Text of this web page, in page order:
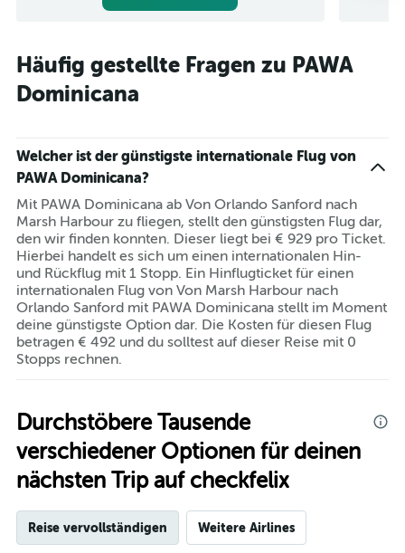
Häufig gestellte Fragen zu PAWA
Dominicana
Welcher ist der günstigste internationale Flug von
PAWA Dominicana?
Mit PAWA Dominicana ab Von Orlando Sanford nach
Marsh Harbour zu fliegen, stellt den günstigsten Flug dar,
den wir finden konnten. Dieser liegt bei € 929 pro Ticket.
Hierbei handelt es sich um einen internationalen Hin-
und Rückflug mit 1 Stopp. Ein Hinflugticket für einen
internationalen Flug von Von Marsh Harbour nach
Orlando Sanford mit PAWA Dominicana stellt im Moment
deine günstigste Option dar. Die Kosten für diesen Flug
betragen € 492 und du solltest auf dieser Reise mit 0
Stopps rechnen.
Durchstöbere Tausende
verschiedener Optionen für deinen
nächsten Trip auf checkfelix
Reise vervollständigen Weitere Airlines